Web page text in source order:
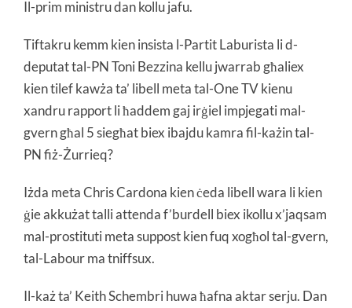
Il-prim ministru dan kollu jafu.
Tiftakru kemm kien insista l-Partit Laburista li d-
deputat tal-PN Toni Bezzina kellu jwarrab għaliex
kien tilef kawża ta’ libell meta tal-One TV kienu
xandru rapport li ħaddem gaj irġiel impjegati mal-
gvern għal 5 siegħat biex ibajdu kamra fil-każin tal-
PN fiż-Żurrieq?
Iżda meta Chris Cardona kien ċeda libell wara li kien
ġie akkużat talli attenda f’burdell biex ikollu x’jaqsam
mal-prostituti meta suppost kien fuq xogħol tal-gvern,
tal-Labour ma tniffsux.
Il-każ ta’ Keith Schembri huwa ħafna aktar serju. Dan